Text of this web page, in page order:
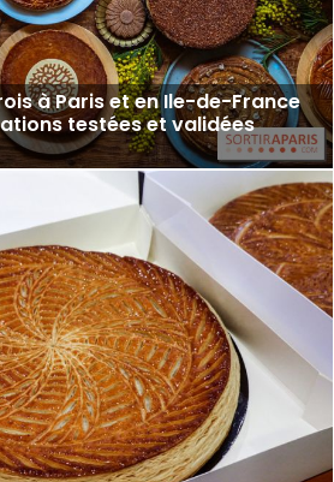
à Paris et en Ile-de-France
testées et validées